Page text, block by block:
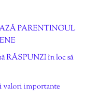
PARENTINGUL
RĂSPUNZI în loc să
valori importante